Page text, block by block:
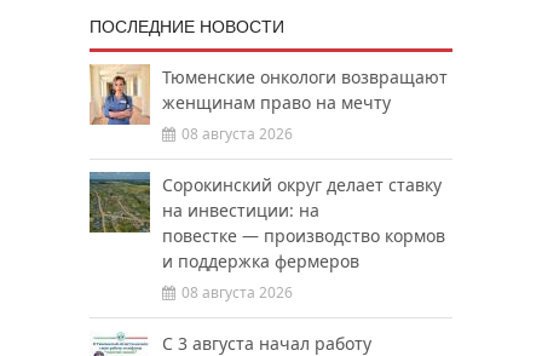
ПОСЛЕДНИЕ НОВОСТИ
Тюменские онкологи возвращают
женщинам право на мечту
08 августа 2026
Сорокинский округ делает ставку
на инвестиции: на
повестке — производство кормов
и поддержка фермеров
08 августа 2026
С 3 августа начал работу